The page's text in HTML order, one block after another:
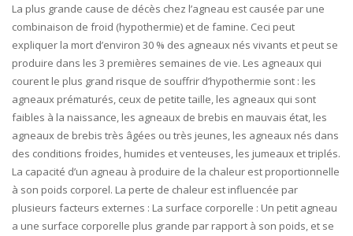
La plus grande cause de décès chez l’agneau est causée par une
combinaison de froid (hypothermie) et de famine. Ceci peut
expliquer la mort d’environ 30 % des agneaux nés vivants et peut se
produire dans les 3 premières semaines de vie. Les agneaux qui
courent le plus grand risque de souffrir d’hypothermie sont : les
agneaux prématurés, ceux de petite taille, les agneaux qui sont
faibles à la naissance, les agneaux de brebis en mauvais état, les
agneaux de brebis très âgées ou très jeunes, les agneaux nés dans
des conditions froides, humides et venteuses, les jumeaux et triplés.
La capacité d’un agneau à produire de la chaleur est proportionnelle
à son poids corporel. La perte de chaleur est influencée par
plusieurs facteurs externes : La surface corporelle : Un petit agneau
a une surface corporelle plus grande par rapport à son poids, et se